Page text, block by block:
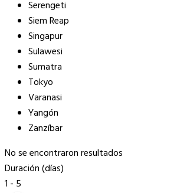
Serengeti
Siem Reap
Singapur
Sulawesi
Sumatra
Tokyo
Varanasi
Yangón
Zanzíbar
No se encontraron resultados
Duración (días)
1 - 5